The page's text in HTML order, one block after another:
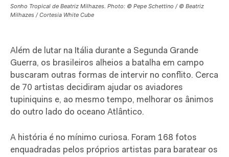
Sonho Tropical de Beatriz Milhazes. Photo: © Pepe Schettino / © Beatriz
Milhazes / Cortesia White Cube
A lém de lutar na Itália durante a Segunda Grande
Guerra, os brasileiros alheios a batalha em campo
buscaram outras formas de intervir no conflito. Cerca
de 70 artistas decidiram ajudar os aviadores
tupiniquins e, ao mesmo tempo, melhorar os ânimos
do outro lado do oceano Atlântico.
A história é no mínimo curiosa. Foram 168 fotos
enquadradas pelos próprios artistas para baratear os